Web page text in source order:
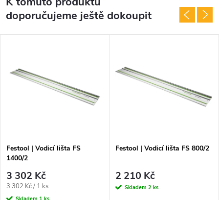
doporučujeme ještě dokoupit
Festool | Vodicí lišta FS
1400/2
3 302 Kč
Měrná
cena:
3 302 Kč / 1 ks
Festool | Vodicí lišta FS 800/2
2 210 Kč
Skladem 2 ks